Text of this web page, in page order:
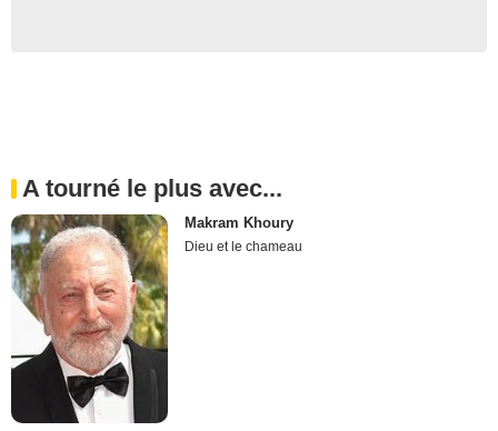
A tourné le plus avec...
Makram Khoury
Dieu et le chameau